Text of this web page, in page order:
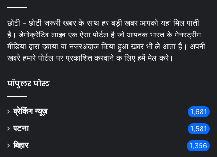
छोटी - छोटी जरूरी खबर के साथ हर बड़ी खबर आपको यहां मिल पाती
है। डेमोक्रेटिव लाइव एक ऐसा पोर्टल है जो आपतक भारत के मेनस्ट्रीम
मीडिया द्वारा दबाया या नजरअंदाज किया हुआ खबर भी ले आता है। अपनी
खबरे हमारे पोर्टल पर प्रकाशित करवाने क लिए हमें मेल करे।
पॉपुलर पोस्ट
ब्रेकिंग न्यूज़ 1,681
पटना 1,581
बिहार 1,356